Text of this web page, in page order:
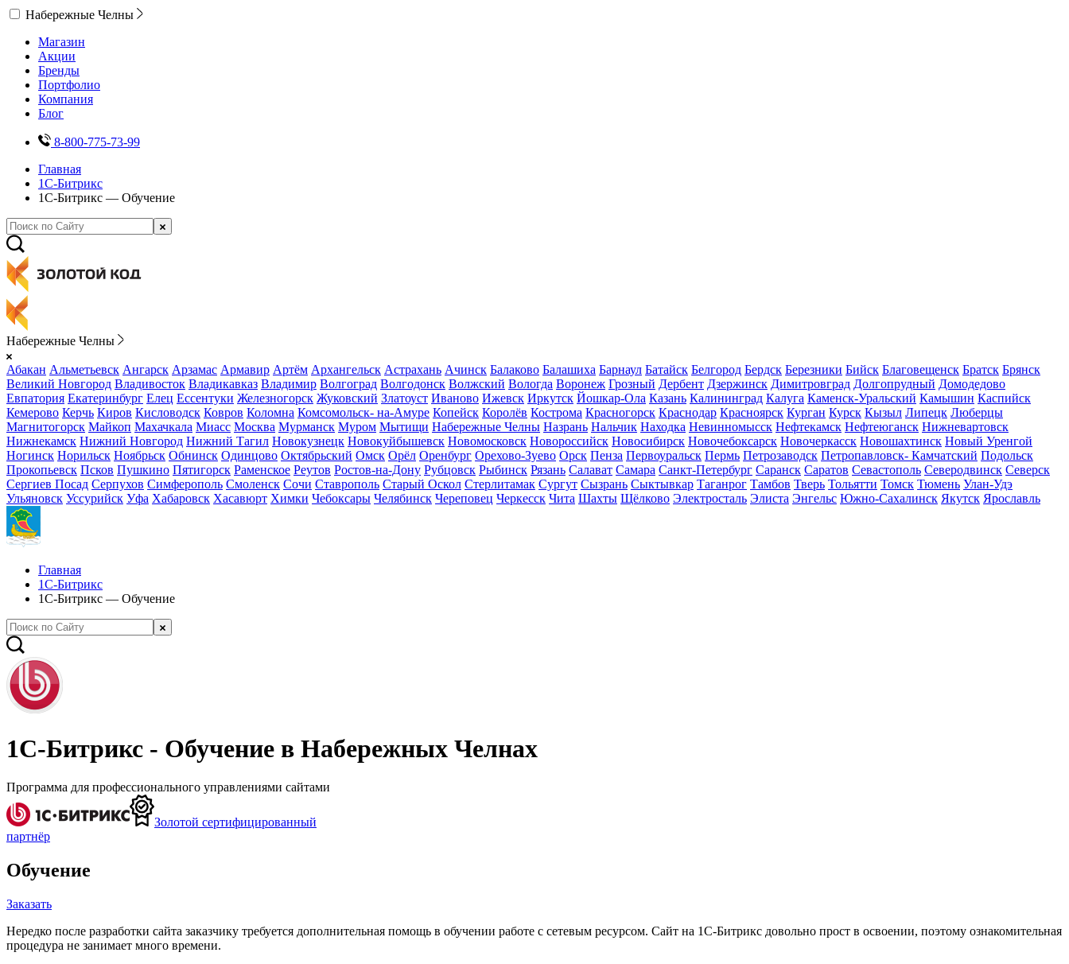
Набережные Челны
Магазин
Акции
Бренды
Портфолио
Компания
Блог
8-800-775-73-99
Главная
1С-Битрикс
1С-Битрикс — Обучение
Набережные Челны
Абакан Альметьевск Ангарск Арзамас Армавир Артём Архангельск Астрахань Ачинск Балаково Балашиха Барнаул Батайск Белгород Бердск Березники Бийск Благовещенск Братск Брянск
Великий Новгород Владивосток Владикавказ Владимир Волгоград Волгодонск Волжский Вологда Воронеж Грозный Дербент Дзержинск Димитровград Долгопрудный Домодедово
Евпатория Екатеринбург Елец Ессентуки Железногорск Жуковский Златоуст Иваново Ижевск Иркутск Йошкар-Ола Казань Калининград Калуга Каменск-Уральский Камышин Каспийск
Кемерово Керчь Киров Кисловодск Ковров Коломна Комсомольск- на-Амуре Копейск Королёв Кострома Красногорск Краснодар Красноярск Курган Курск Кызыл Липецк Люберцы
Магнитогорск Майкоп Махачкала Миасс Москва Мурманск Муром Мытищи Набережные Челны Назрань Нальчик Находка Невинномысск Нефтекамск Нефтеюганск Нижневартовск
Нижнекамск Нижний Новгород Нижний Тагил Новокузнецк Новокуйбышевск Новомосковск Новороссийск Новосибирск Новочебоксарск Новочеркасск Новошахтинск Новый Уренгой
Ногинск Норильск Ноябрьск Обнинск Одинцово Октябрьский Омск Орёл Оренбург Орехово-Зуево Орск Пенза Первоуральск Пермь Петрозаводск Петропавловск- Камчатский Подольск
Прокопьевск Псков Пушкино Пятигорск Раменское Реутов Ростов-на-Дону Рубцовск Рыбинск Рязань Салават Самара Санкт-Петербург Саранск Саратов Севастополь Северодвинск Северск
Сергиев Посад Серпухов Симферополь Смоленск Сочи Ставрополь Старый Оскол Стерлитамак Сургут Сызрань Сыктывкар Таганрог Тамбов Тверь Тольятти Томск Тюмень Улан-Удэ
Ульяновск Уссурийск Уфа Хабаровск Хасавюрт Химки Чебоксары Челябинск Череповец Черкесск Чита Шахты Щёлково Электросталь Элиста Энгельс Южно-Сахалинск Якутск Ярославль
Главная
1С-Битрикс
1С-Битрикс — Обучение
1С-Битрикс - Обучение в Набережных Челнах
Программа для профессионального управлениями сайтами
Золотой сертифицированный
партнёр
Обучение
Заказать
Нередко после разработки сайта заказчику требуется дополнительная помощь в обучении работе с сетевым ресурсом. Сайт на 1С-Битрикс довольно прост в освоении, поэтому ознакомительная
процедура не занимает много времени.